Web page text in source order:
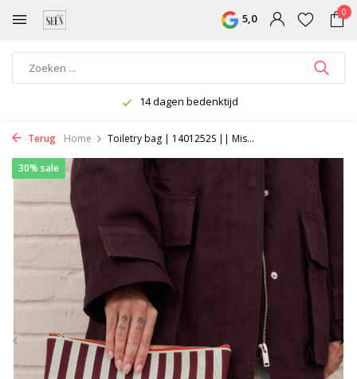
5,0 0
14 dagen bedenktijd
Terug Home Toiletry bag | 1401252S || Mis...
30% sale